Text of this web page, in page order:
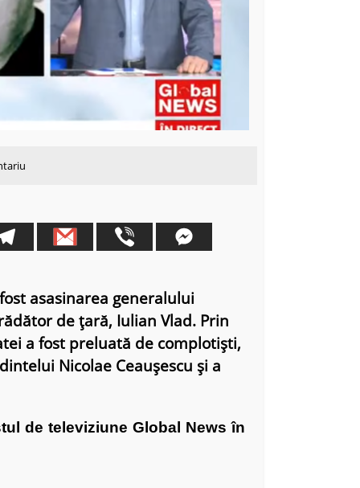
asasinarea generalului
de țară, Iulian Vlad. Prin
a fost preluată de complotiști,
Nicolae Ceaușescu și a
de televiziune Global News în